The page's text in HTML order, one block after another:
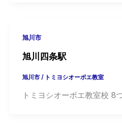
旭川市
旭川四条駅
旭川市/ トミヨシオーボエ教室
トミヨシオーボエ教室校 8